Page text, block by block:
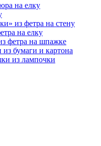
на елку
из фетра на стену
на елку
фетра на шпажке
бумаги и картона
из лампочки